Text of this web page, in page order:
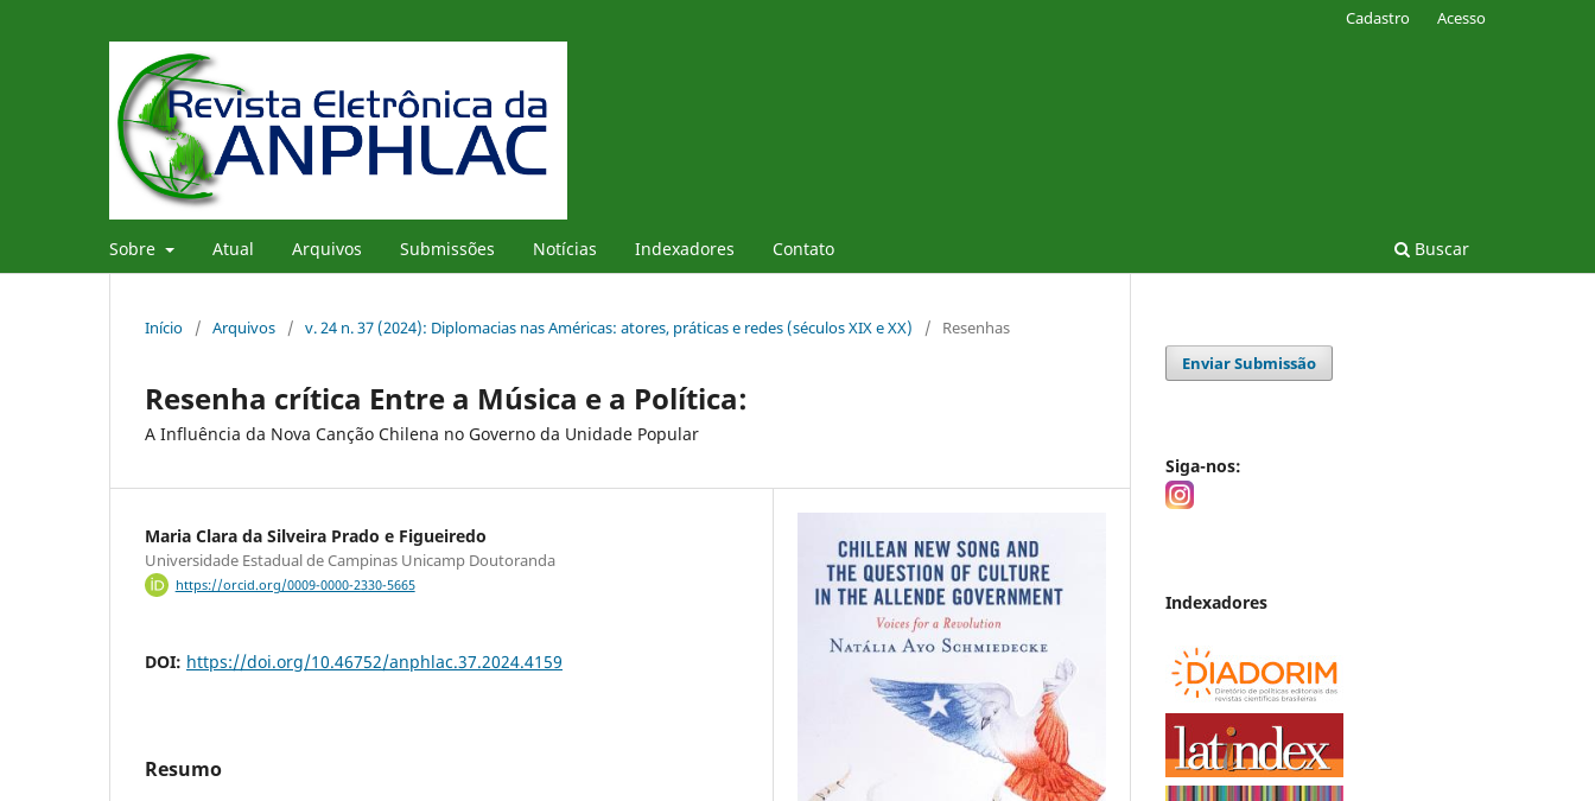
Sobre Atual Arquivos Submissões Notícias Indexadores Contato Buscar
Cadastro Acesso
Início / Arquivos / v. 24 n. 37 (2024): Diplomacias nas Américas: atores, práticas e redes (séculos XIX e XX) / Resenhas
Resenha crítica Entre a Música e a Política:
A Influência da Nova Canção Chilena no Governo da Unidade Popular
Maria Clara da Silveira Prado e Figueiredo
Universidade Estadual de Campinas Unicamp Doutoranda
https://orcid.org/0009-0000-2330-5665
DOI: https://doi.org/10.46752/anphlac.37.2024.4159
Resumo
Enviar Submissão
Siga-nos:
Indexadores